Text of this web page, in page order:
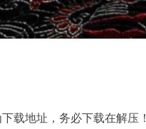
载地址，务必下载在解压！